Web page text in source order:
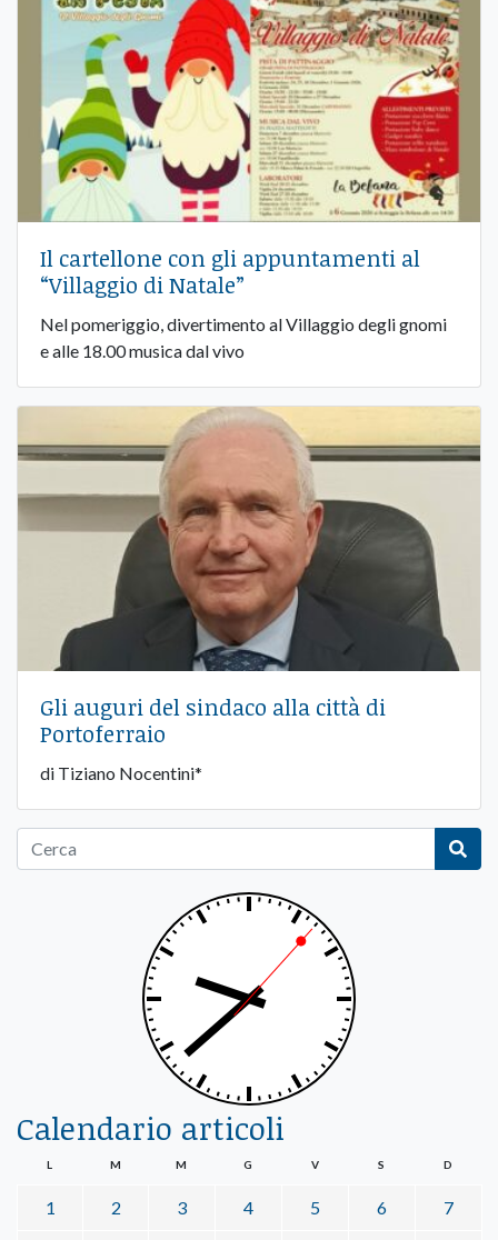
Il cartellone con gli appuntamenti al
“Villaggio di Natale”
Nel pomeriggio, divertimento al Villaggio degli gnomi
e alle 18.00 musica dal vivo
Gli auguri del sindaco alla città di
Portoferraio
di Tiziano Nocentini*
Calendario articoli
L M M G V S D
1 2 3 4 5 6 7